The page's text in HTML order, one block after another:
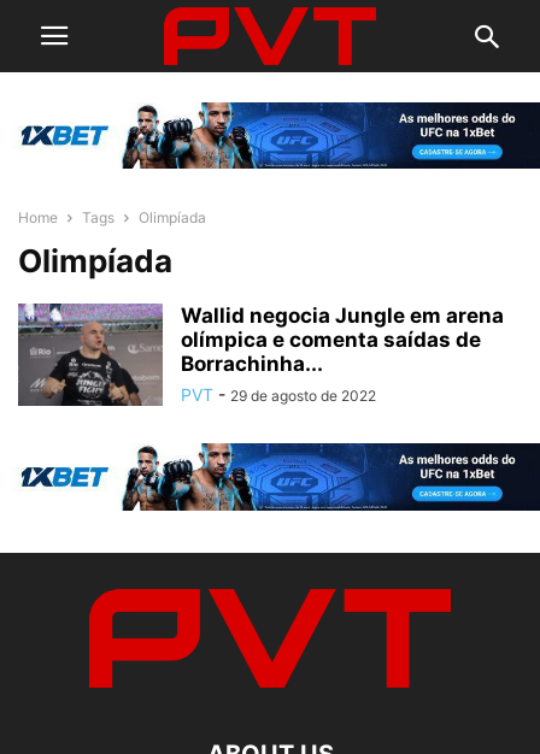
Home Tags Olimpíada
Olimpíada
Wallid negocia Jungle em arena
olímpica e comenta saídas de
Borrachinha...
PVT - 29 de agosto de 2022